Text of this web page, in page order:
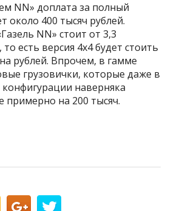
NN» доплата за полный
около 400 тысяч рублей.
NN» стоит от 3,3
есть версия 4х4 будет стоить
рублей. Впрочем, в гамме
грузовички, которые даже в
наверняка
примерно на 200 тысяч.